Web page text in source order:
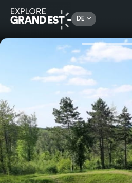
DE
Sehenswertes in der Region Grand Est